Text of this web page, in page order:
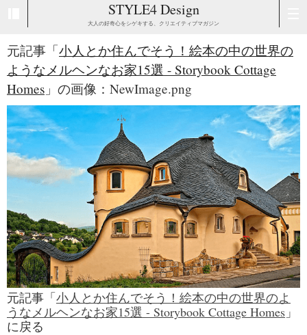
STYLE4 Design
大人の好奇心をシゲキする、クリエイティブマガジン
元記事「小人とか住んでそう！絵本の中の世界の
ようなメルヘンなお家15選 - Storybook Cottage
Homes 」の画像：NewImage.png
元記事「小人とか住んでそう！絵本の中の世界のよ
うなメルヘンなお家15選 - Storybook Cottage Homes 」
に戻る